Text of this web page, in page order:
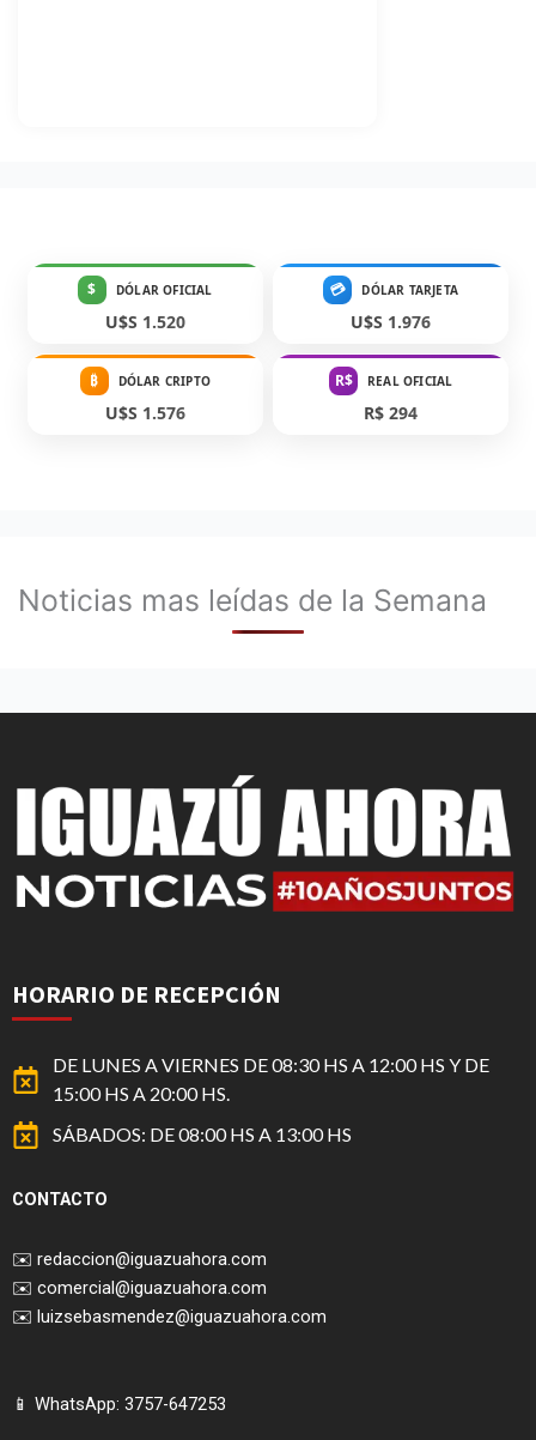
$ DÓLAR OFICIAL
U$S 1.520
💳 DÓLAR TARJETA
U$S 1.976
₿ DÓLAR CRIPTO
U$S 1.576
R$ REAL OFICIAL
R$ 294
Noticias mas leídas de la Semana
HORARIO DE RECEPCIÓN
DE LUNES A VIERNES DE 08:30 HS A 12:00 HS Y DE
15:00 HS A 20:00 HS.
SÁBADOS: DE 08:00 HS A 13:00 HS
CONTACTO
✉️ redaccion@iguazuahora.com
✉️ comercial@iguazuahora.com
✉️ luizsebasmendez@iguazuahora.com
📱 WhatsApp: 3757-647253